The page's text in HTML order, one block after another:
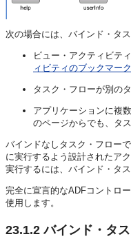
次の場合には、バインド・タ
ビュー・アクティビテ
ィビティのブックマーク
タスク・フローが別の
アプリケーションに複
のページからでも、タ
バインドなしタスク・フロー
に実行するよう設計されたア
実行するには、バインド・タ
完全に宣言的なADFコントロ
使用します。
23.1.2バインド・タ